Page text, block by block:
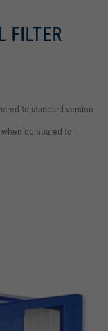
FILTER
to standard version
compared to